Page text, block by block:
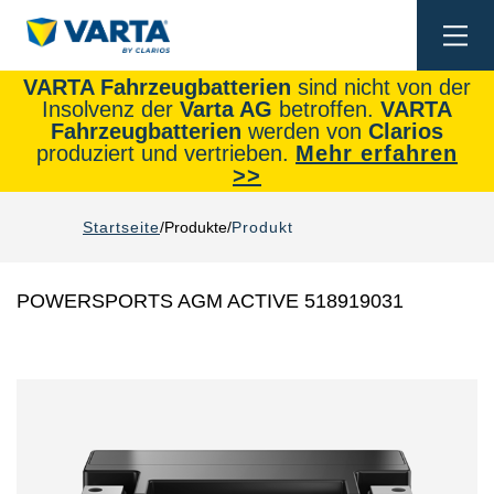
VARTA Fahrzeugbatterien sind nicht von der
Insolvenz der Varta AG betroffen. VARTA
Fahrzeugbatterien werden von Clarios
produziert und vertrieben. Mehr erfahren
>>
Startseite Produkte Produkt
POWERSPORTS AGM ACTIVE 518919031